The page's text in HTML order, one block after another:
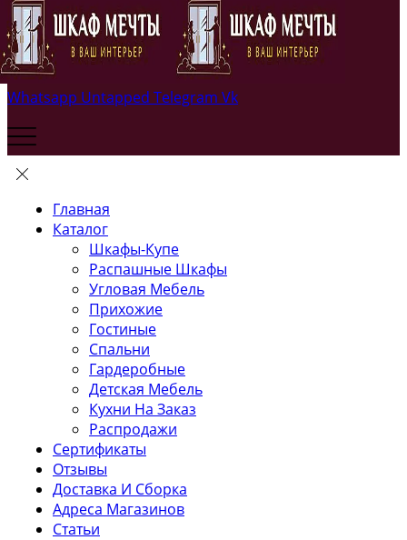
Whatsapp Untapped Telegram Vk
Главная
Каталог
Шкафы-Купе
Распашные Шкафы
Угловая Мебель
Прихожие
Гостиные
Спальни
Гардеробные
Детская Мебель
Кухни На Заказ
Распродажи
Сертификаты
Отзывы
Доставка И Сборка
Адреса Магазинов
Статьи